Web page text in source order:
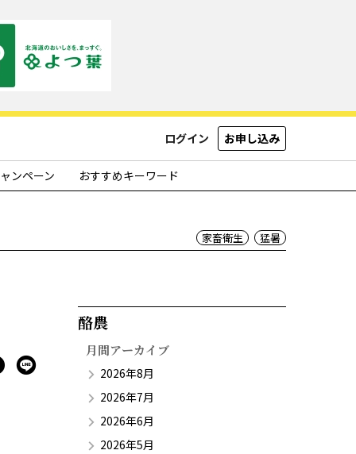
ログイン お申し込み
ンペーン おすすめキーワード
家畜衛生 猛暑
酪農​
月間アーカイブ
2026年8月
2026年7月
2026年6月
2026年5月